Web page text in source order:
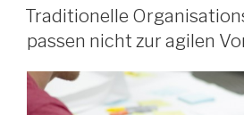
AM
Traditionelle
passen nicht zur agilen